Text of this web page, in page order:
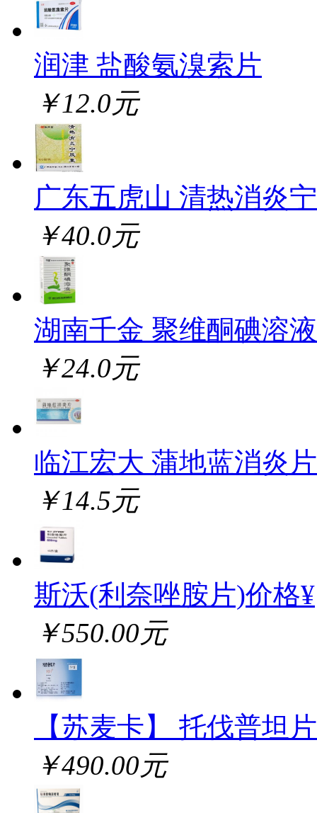
润津 盐酸氨溴索片
￥12.0元
广东五虎山 清热消炎
￥40.0元
湖南千金 聚维酮碘溶液
￥24.0元
临江宏大 蒲地蓝消炎片
￥14.5元
斯沃(利奈唑胺片)价格¥
￥550.00元
【苏麦卡】 托伐普坦片
￥490.00元